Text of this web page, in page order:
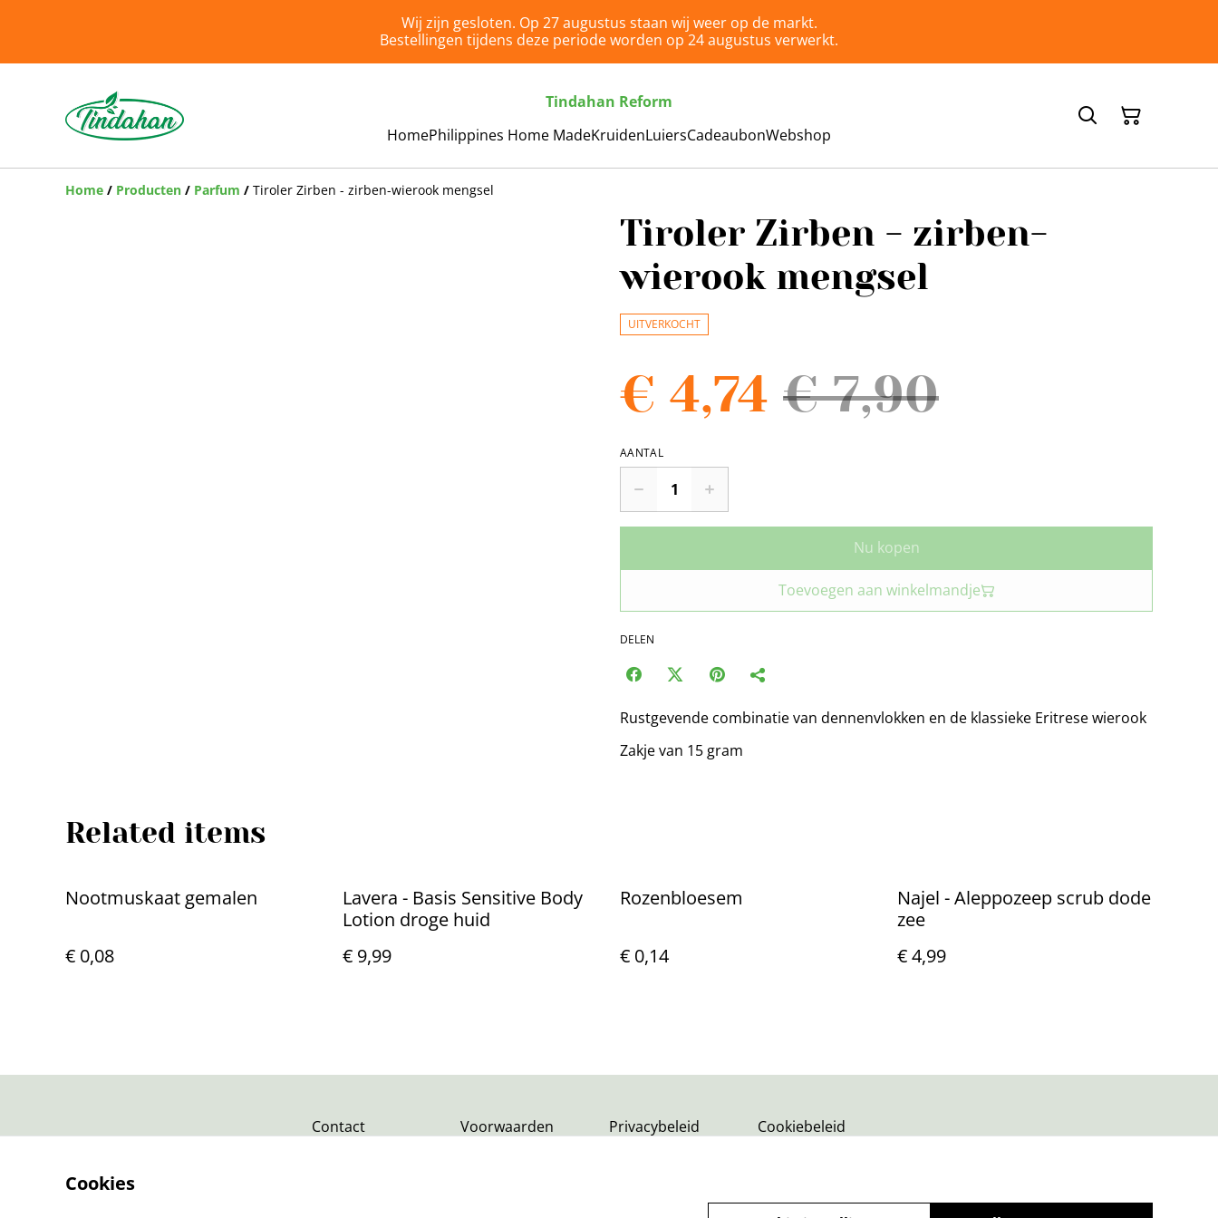
Wij zijn gesloten. Op 27 augustus staan wij weer op de markt.
Bestellingen tijdens deze periode worden op 24 augustus verwerkt.
Tindahan Reform
HomePhilippines Home MadeKruidenLuiersCadeaubonWebshop
Home / Producten / Parfum / Tiroler Zirben - zirben-wierook mengsel
Tiroler Zirben - zirben-
wierook mengsel
UITVERKOCHT
€ 4,74 € 7,90
AANTAL
Nu kopen
Toevoegen aan winkelmandje
DELEN
Rustgevende combinatie van dennenvlokken en de klassieke Eritrese wierook
Zakje van 15 gram
Related items
Nootmuskaat gemalen
€ 0,08
Lavera - Basis Sensitive Body
Lotion droge huid
€ 9,99
Rozenbloesem
€ 0,14
Najel - Aleppozeep scrub dode
zee
€ 4,99
Contact Voorwaarden Privacybeleid Cookiebeleid
Cookies